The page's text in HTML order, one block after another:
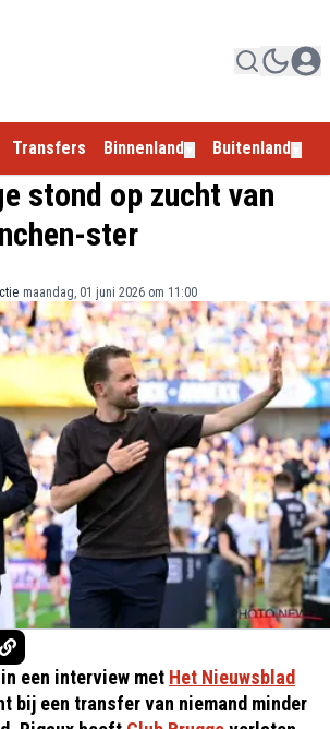
Transfers Binnenland Buitenland
stond op zucht van
ster
maandag, 01 juni 2026 om 11:00
een interview met Het Nieuwsblad
bij een transfer van niemand minder